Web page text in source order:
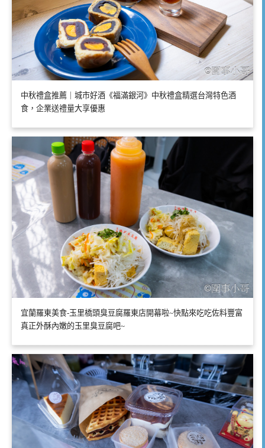
中秋禮盒推薦｜城市好酒《福滿銀河》中秋禮盒精選台灣特色酒
食，企業送禮量大享優惠
宜蘭羅東美食-玉里橋頭臭豆腐羅東店開幕啦~快點來吃吃佐料豐富
真正外酥內嫩的玉里臭豆腐吧~